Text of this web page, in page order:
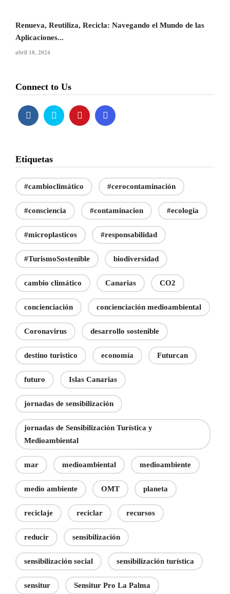
Renueva, Reutiliza, Recicla: Navegando el Mundo de las
Aplicaciones...
abril 18, 2024
Connect to Us
Etiquetas
#cambioclimático #cerocontaminación
#consciencia #contaminacion #ecologia
#microplasticos #responsabilidad
#TurismoSostenible biodiversidad
cambio climático Canarias CO2
concienciación concienciación medioambiental
Coronavirus desarrollo sostenible
destino turistico economía Futurcan
futuro Islas Canarias
jornadas de sensibilización
jornadas de Sensibilización Turística y
Medioambiental
mar medioambiental medioambiente
medio ambiente OMT planeta
reciclaje reciclar recursos
reducir sensibilización
sensibilización social sensibilización turística
sensitur Sensitur Pro La Palma